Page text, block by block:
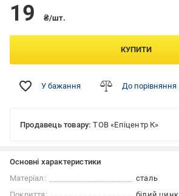
19 ₴/шт.
КУПИТИ
У бажання До порівняння
Продавець товару: ТОВ «Епіцентр К»
Основні характеристики
Матеріал:
сталь